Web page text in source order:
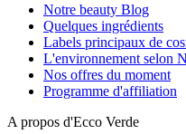
Notre beauty Blog
Quelques ingrédients
Labels principaux de
L'environnement selon
Nos offres du moment
Programme d'affiliation
A propos d'Ecco Verde